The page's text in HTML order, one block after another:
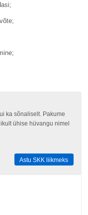
ka sõnaliselt. Pakume
ühise hüvangu nimel
Astu SKK liikmeks